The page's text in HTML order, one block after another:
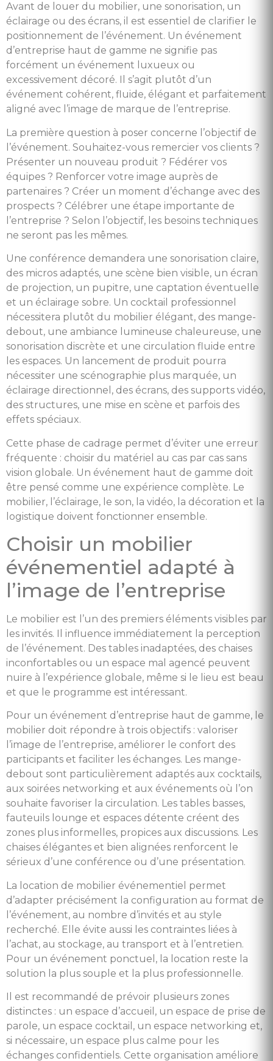
Avant de louer du mobilier, une sonorisation, un
éclairage ou des écrans, il est essentiel de clarifier le
positionnement de l’événement. Un événement
d’entreprise haut de gamme ne signifie pas
forcément un événement luxueux ou
excessivement décoré. Il s’agit plutôt d’un
événement cohérent, fluide, élégant et parfaitement
aligné avec l’image de marque de l’entreprise.
La première question à poser concerne l’objectif de
l’événement. Souhaitez-vous remercier vos clients ?
Présenter un nouveau produit ? Fédérer vos
équipes ? Renforcer votre image auprès de
partenaires ? Créer un moment d’échange avec des
prospects ? Célébrer une étape importante de
l’entreprise ? Selon l’objectif, les besoins techniques
ne seront pas les mêmes.
Une conférence demandera une sonorisation claire,
des micros adaptés, une scène bien visible, un écran
de projection, un pupitre, une captation éventuelle
et un éclairage sobre. Un cocktail professionnel
nécessitera plutôt du mobilier élégant, des mange-
debout, une ambiance lumineuse chaleureuse, une
sonorisation discrète et une circulation fluide entre
les espaces. Un lancement de produit pourra
nécessiter une scénographie plus marquée, un
éclairage directionnel, des écrans, des supports vidéo,
des structures, une mise en scène et parfois des
effets spéciaux.
Cette phase de cadrage permet d’éviter une erreur
fréquente : choisir du matériel au cas par cas sans
vision globale. Un événement haut de gamme doit
être pensé comme une expérience complète. Le
mobilier, l’éclairage, le son, la vidéo, la décoration et la
logistique doivent fonctionner ensemble.
Choisir un mobilier
événementiel adapté à
l’image de l’entreprise
Le mobilier est l’un des premiers éléments visibles par
les invités. Il influence immédiatement la perception
de l’événement. Des tables inadaptées, des chaises
inconfortables ou un espace mal agencé peuvent
nuire à l’expérience globale, même si le lieu est beau
et que le programme est intéressant.
Pour un événement d’entreprise haut de gamme, le
mobilier doit répondre à trois objectifs : valoriser
l’image de l’entreprise, améliorer le confort des
participants et faciliter les échanges. Les mange-
debout sont particulièrement adaptés aux cocktails,
aux soirées networking et aux événements où l’on
souhaite favoriser la circulation. Les tables basses,
fauteuils lounge et espaces détente créent des
zones plus informelles, propices aux discussions. Les
chaises élégantes et bien alignées renforcent le
sérieux d’une conférence ou d’une présentation.
La location de mobilier événementiel permet
d’adapter précisément la configuration au format de
l’événement, au nombre d’invités et au style
recherché. Elle évite aussi les contraintes liées à
l’achat, au stockage, au transport et à l’entretien.
Pour un événement ponctuel, la location reste la
solution la plus souple et la plus professionnelle.
Il est recommandé de prévoir plusieurs zones
distinctes : un espace d’accueil, un espace de prise de
parole, un espace cocktail, un espace networking et,
si nécessaire, un espace plus calme pour les
échanges confidentiels. Cette organisation améliore